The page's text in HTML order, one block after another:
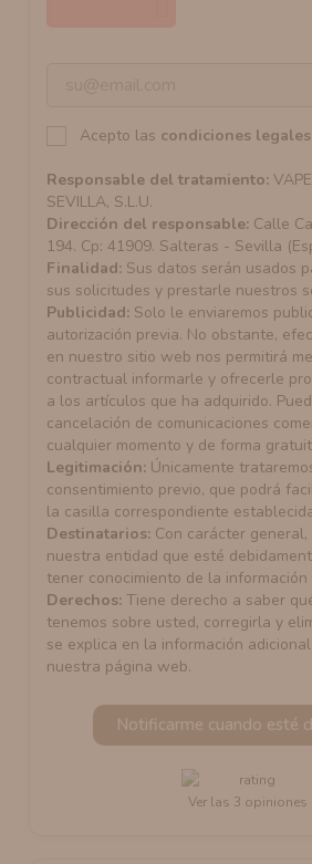
Acepto las condiciones legales
Responsable del tratamiento:
SEVILLA, S.L.U.
Dirección del responsable: Calle
194. Cp: 41909. Salteras - Sevilla
Finalidad: Sus datos serán usados
sus solicitudes y prestarle nuestros
Publicidad: Solo le enviaremos
autorización previa. No obstante,
en nuestro sitio web nos permitirá
contractual informarle y ofrecerle
a los artículos que ha adquirido.
cancelación de comunicaciones
cualquier momento y de forma
Legitimación: Únicamente
consentimiento previo, que podrá
la casilla correspondiente
Destinatarios: Con carácter
nuestra entidad que esté
tener conocimiento de la información
Derechos: Tiene derecho a saber
tenemos sobre usted, corregirla y
se explica en la información
nuestra página web.
Notificarme cuando esté
Ver las 3 opiniones